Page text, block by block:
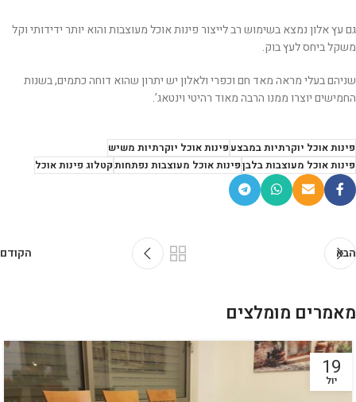
גם עץ אלון נמצא בשימוש רב לייצור פינות אוכל מעוצבות והוא יותר ידידותי וקל
משקל ביחס לעץ בוק.
שניהם בעלי מראה מאד חם וכפרי ולאלון יש יתרון שהוא דוחה כתמים, בשנות
החמישים יוצרו ממנו הרבה מאוד רהיטי וינטאג’.
פינות אוכל יוקרתיות במבצעפינות אוכל יוקרתיות משיש
פינות אוכל מעוצבות בלבןפינות אוכל מעוצבות נפתחותקטלוג פינות אוכל
הבא הקודם
מאמרים מומלצים
19
יול